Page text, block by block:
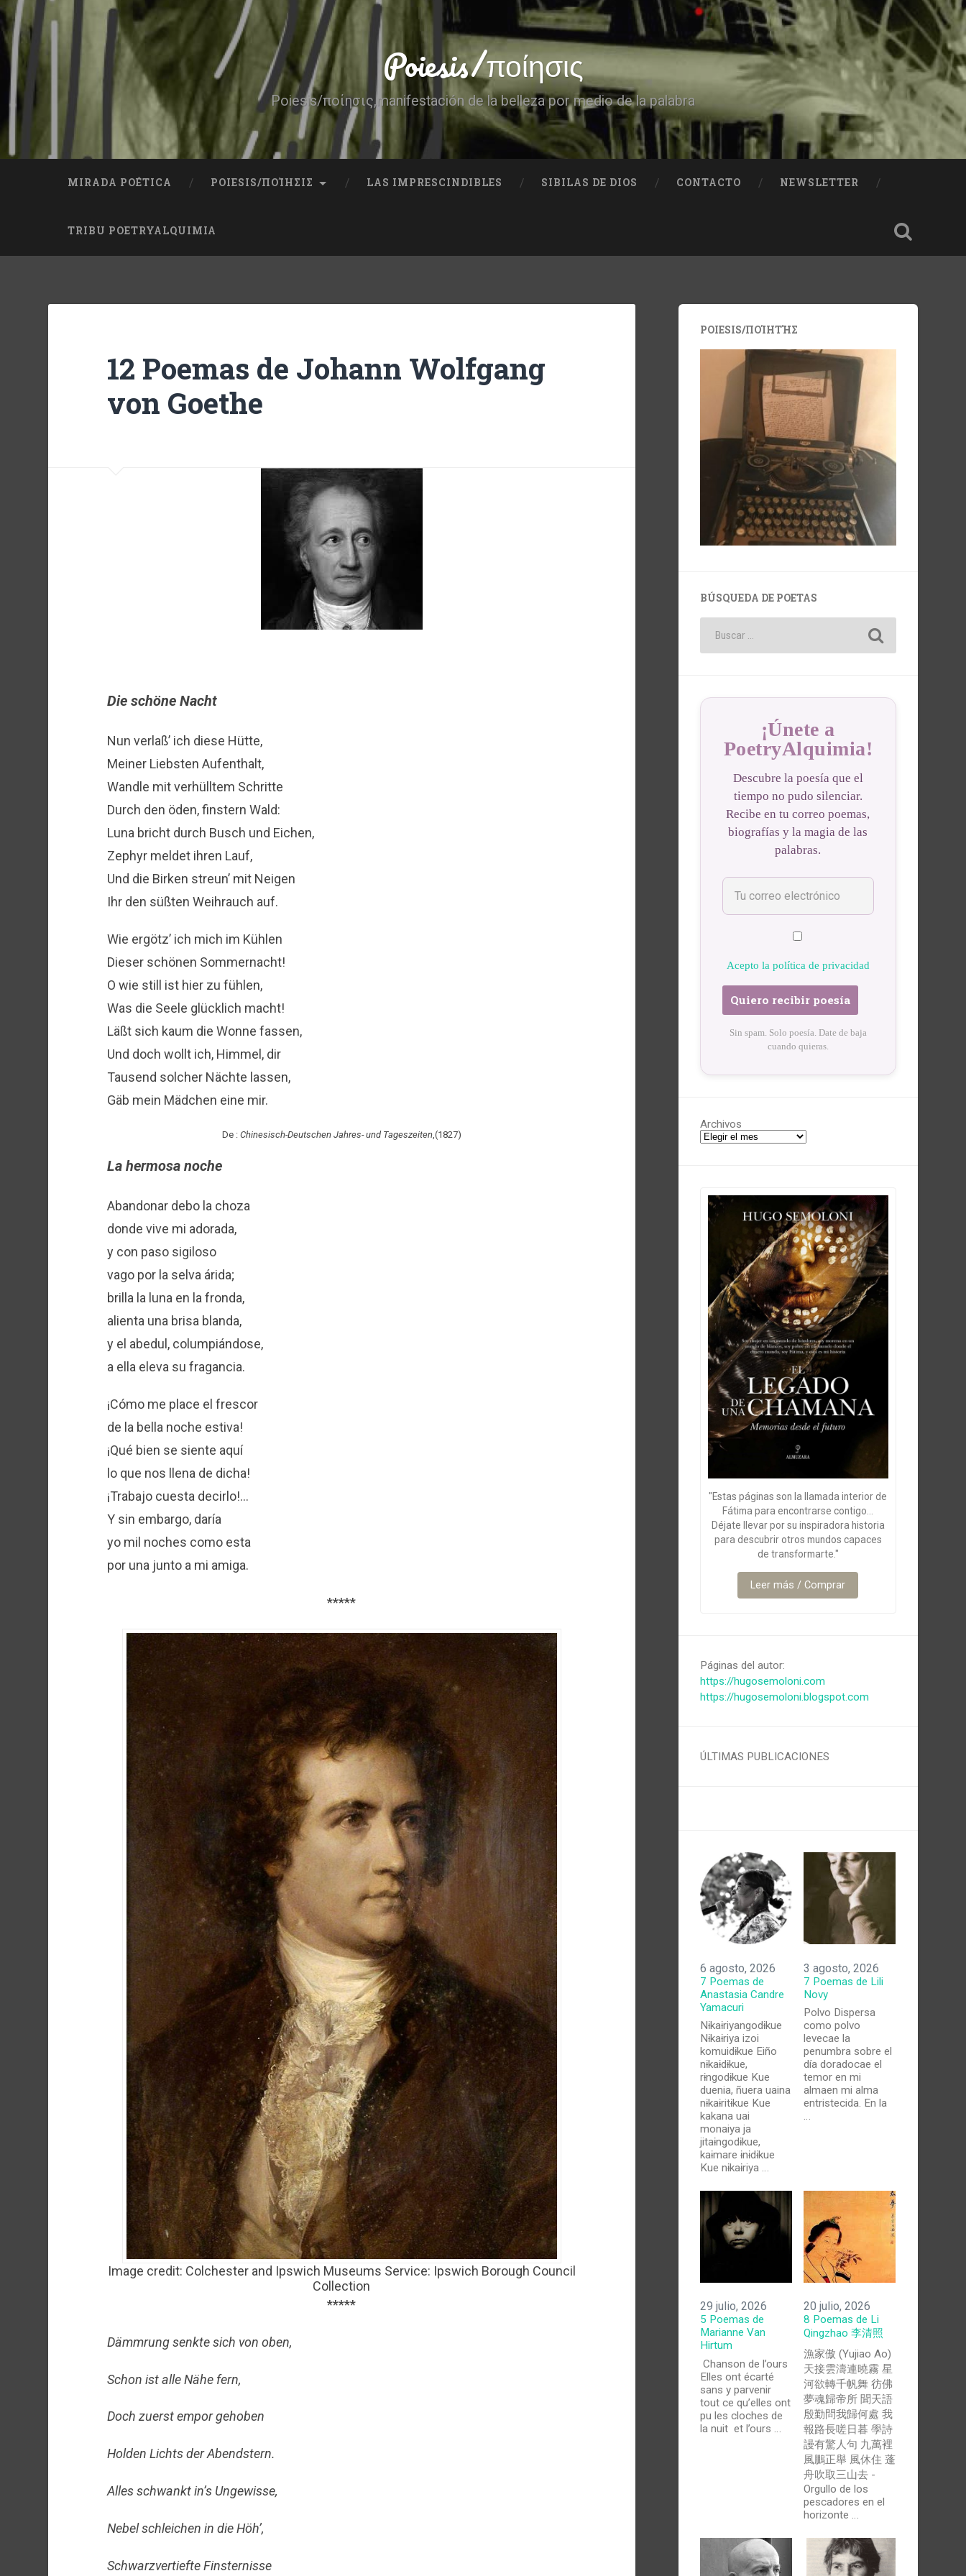
Skip
to
content
Search
Poiesis/ποίησις
Poiesis/ποίησις,manifestación de la belleza por medio de la palabra
MIRADA POÉTICA POIESIS/ΠΟΊΗΣΙΣ LAS IMPRESCINDIBLES SIBILAS DE DIOS CONTACTO NEWSLETTER
TRIBU POETRYALQUIMIA
12 Poemas de Johann Wolfgang
von Goethe
Die schöne Nacht
Nun verlaß’ ich diese Hütte,
Meiner Liebsten Aufenthalt,
Wandle mit verhülltem Schritte
Durch den öden, finstern Wald:
Luna bricht durch Busch und Eichen,
Zephyr meldet ihren Lauf,
Und die Birken streun’ mit Neigen
Ihr den süßten Weihrauch auf.
Wie ergötz’ ich mich im Kühlen
Dieser schönen Sommernacht!
O wie still ist hier zu fühlen,
Was die Seele glücklich macht!
Läßt sich kaum die Wonne fassen,
Und doch wollt ich, Himmel, dir
Tausend solcher Nächte lassen,
Gäb mein Mädchen eine mir.
De : Chinesisch-Deutschen Jahres- und Tageszeiten,(1827)
La hermosa noche
Abandonar debo la choza
donde vive mi adorada,
y con paso sigiloso
vago por la selva árida;
brilla la luna en la fronda,
alienta una brisa blanda,
y el abedul, columpiándose,
a ella eleva su fragancia.
¡Cómo me place el frescor
de la bella noche estiva!
¡Qué bien se siente aquí
lo que nos llena de dicha!
¡Trabajo cuesta decirlo!…
Y sin embargo, daría
yo mil noches como esta
por una junto a mi amiga.
*****
Image credit: Colchester and Ipswich Museums Service: Ipswich Borough Council
Collection
*****
Dämmrung senkte sich von oben,
Schon ist alle Nähe fern,
Doch zuerst empor gehoben
Holden Lichts der Abendstern.
Alles schwankt in’s Ungewisse,
Nebel schleichen in die Höh’,
Schwarzvertiefte Finsternisse
POIESIS/ΠΟΊΗΤΉΣ
BÚSQUEDA DE POETAS
¡Únete a
PoetryAlquimia!
Descubre la poesía que el
tiempo no pudo silenciar.
Recibe en tu correo poemas,
biografías y la magia de las
palabras.
Acepto la política de privacidad
Sin spam. Solo poesía. Date de baja
cuando quieras.
Archivos
"Estas páginas son la llamada interior de
Fátima para encontrarse contigo...
Déjate llevar por su inspiradora historia
para descubrir otros mundos capaces
de transformarte."
Leer más / Comprar
Páginas del autor:
https://hugosemoloni.com
https://hugosemoloni.blogspot.com
ÚLTIMAS PUBLICACIONES
6 agosto, 2026
7 Poemas de
Anastasia Candre
Yamacuri
Nɨkaɨriyangodɨkue
Nɨkaɨriya izoi
komuidɨkue Eiño
nɨkaɨdɨkue,
rɨngodɨkue Kue
duenia, ñuera uaina
nɨkaɨritɨkue Kue
kakana uai
monaiya ja
jitaɨngodɨkue,
kaɨmare ɨnɨdɨkue
Kue nɨkaɨriya …
3 agosto, 2026
7 Poemas de Lili
Novy
Polvo Dispersa
como polvo
levecae la
penumbra sobre el
día doradocae el
temor en mi
almaen mi alma
entristecida. En la
…
29 julio, 2026
5 Poemas de
Marianne Van
Hirtum
Chanson de l’ours
Elles ont écarté
sans y parvenir
tout ce qu’elles ont
pu les cloches de
la nuit et l’ours …
20 julio, 2026
8 Poemas de Li
Qingzhao 李清照
漁家傲 (Yujiao Ao)
天接雲濤連曉霧 星
河欲轉千帆舞 彷佛
夢魂歸帝所 聞天語
殷勤問我歸何處 我
報路長嗟日暮 學詩
謾有驚人句 九萬裡
風鵬正舉 風休住 蓬
舟吹取三山去 -
Orgullo de los
pescadores en el
horizonte …